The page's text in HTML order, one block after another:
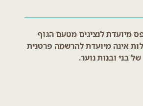
לנציגים מטעם הגוף
מיועדת להרשמה פרטנית
ובנות נוער.